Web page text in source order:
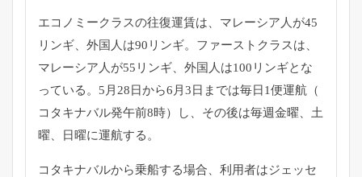
エコノミークラスの往復運賃は、マレーシア人が45
リンギ、 外国人は90リンギ。ファーストクラスは、
マレーシア人が55リンギ、外国人は100リンギとな
っている。 5月28日から6月3日までは毎日1便運航（
コタキナバル発午前8時）し、その後は毎週金曜、土
曜、
日曜に運航する。
コタキナバルから乗船する場合、利用者はジェッセ